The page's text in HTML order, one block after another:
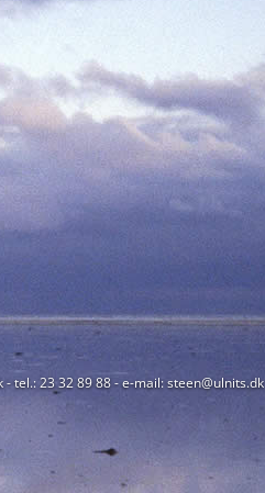
tel.: 23 32 89 88 - e-mail: steen@ulnits.dk